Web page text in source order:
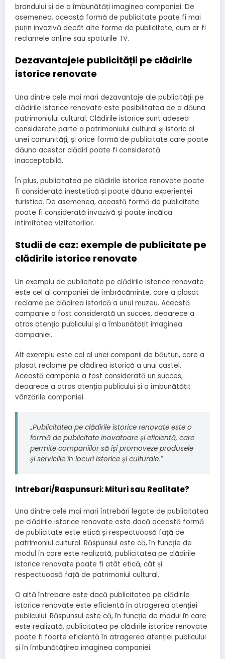
brandului și de a îmbunătăți imaginea companiei. De
asemenea, această formă de publicitate poate fi mai
puțin invazivă decât alte forme de publicitate, cum ar fi
reclamele online sau spoturile TV.
Dezavantajele publicității pe clădirile
istorice renovate
Una dintre cele mai mari dezavantaje ale publicității pe
clădirile istorice renovate este posibilitatea de a dăuna
patrimoniului cultural. Clădirile istorice sunt adesea
considerate parte a patrimoniului cultural și istoric al
unei comunități, și orice formă de publicitate care poate
dăuna acestor clădiri poate fi considerată
inacceptabilă.
În plus, publicitatea pe clădirile istorice renovate poate
fi considerată inestetică și poate dăuna experienței
turistice. De asemenea, această formă de publicitate
poate fi considerată invazivă și poate încălca
intimitatea vizitatorilor.
Studii de caz: exemple de publicitate pe
clădirile istorice renovate
Un exemplu de publicitate pe clădirile istorice renovate
este cel al companiei de îmbrăcăminte, care a plasat
reclame pe clădirea istorică a unui muzeu. Această
campanie a fost considerată un succes, deoarece a
atras atenția publicului și a îmbunătățit imaginea
companiei.
Alt exemplu este cel al unei companii de băuturi, care a
plasat reclame pe clădirea istorică a unui castel.
Această campanie a fost considerată un succes,
deoarece a atras atenția publicului și a îmbunătățit
vânzările companiei.
„Publicitatea pe clădirile istorice renovate este o
formă de publicitate inovatoare și eficientă, care
permite companiilor să își promoveze produsele
și serviciile în locuri istorice și culturale.”
Intrebari/Raspunsuri: Mituri sau Realitate?
Una dintre cele mai mari întrebări legate de publicitatea
pe clădirile istorice renovate este dacă această formă
de publicitate este etică și respectuoasă față de
patrimoniul cultural. Răspunsul este că, în funcție de
modul în care este realizată, publicitatea pe clădirile
istorice renovate poate fi atât etică, cât și
respectuoasă față de patrimoniul cultural.
O altă întrebare este dacă publicitatea pe clădirile
istorice renovate este eficientă în atragerea atenției
publicului. Răspunsul este că, în funcție de modul în care
este realizată, publicitatea pe clădirile istorice renovate
poate fi foarte eficientă în atragerea atenției publicului
și în îmbunătățirea imaginea companiei.